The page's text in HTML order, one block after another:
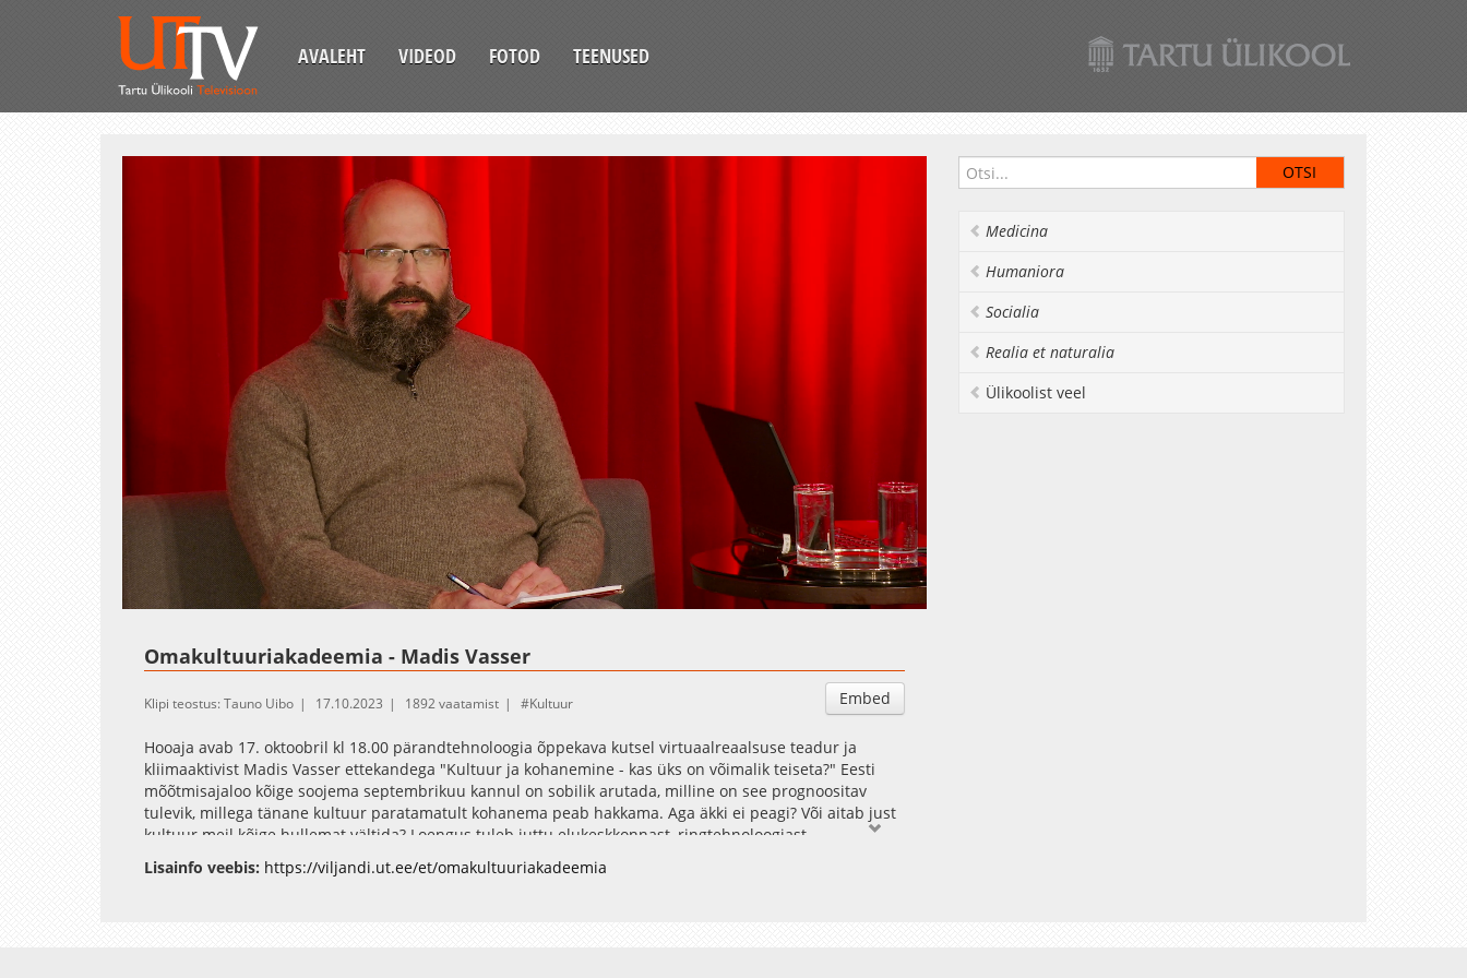
AVALEHT VIDEOD FOTOD TEENUSED
Unmute
:
0.39%
Esituskiirused
Auto
Omakultuuriakadeemia - Madis Vasser
Embed
Klipi teostus: Tauno Uibo 17.10.2023 1892 vaatamist Kultuur
Hooaja avab 17. oktoobril kl 18.00 pärandtehnoloogia õppekava kutsel virtuaalreaalsuse teadur ja
kliimaaktivist Madis Vasser ettekandega "Kultuur ja kohanemine - kas üks on võimalik teiseta?" Eesti
mõõtmisajaloo kõige soojema septembrikuu kannul on sobilik arutada, milline on see prognoositav
tulevik, millega tänane kultuur paratamatult kohanema peab hakkama. Aga äkki ei peagi? Või aitab just
kultuur meil kõige hullemat vältida? Loengus tuleb juttu elukeskkonnast, ringtehnoloogiast,
Lisainfo veebis: https://viljandi.ut.ee/et/omakultuuriakadeemia
Medicina
Humaniora
Socialia
Realia et naturalia
Ülikoolist veel